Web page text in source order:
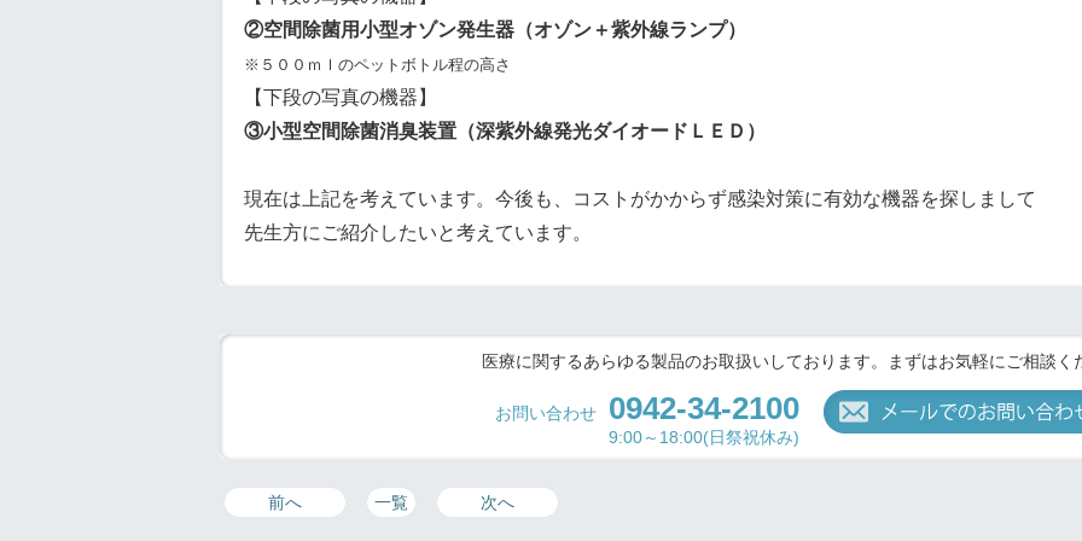
②空間除菌用小型オゾン発生器（オゾン＋紫外線ランプ）
※５００ｍｌのペットボトル程の高さ
【下段の写真の機器】
③小型空間除菌消臭装置（深紫外線発光ダイオードＬＥＤ）
現在は上記を考えています。今後も、コストがかからず感染対策に有効な機器を探しまして
先生方にご紹介したいと考えています。
医療に関するあらゆる製品のお取扱いしております。まずはお気軽にご相談く
お問い合わせ 0942-34-2100
9:00～18:00(日祭祝休み)
前へ 一覧 次へ